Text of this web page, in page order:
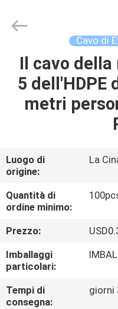
CASA
PRODOTTI
NOI
GIRO
DELLA
FABBRICA
CONTROLLO
DI
WanyYi Telecom Tech Co.,Limited.
Cavo di
Il cavo
5 dell'HDPE
metri
Luogo di
origine:
La
Quantità di
ordine minimo:
Prezzo:
Imballaggi
particolari:
Tempi di
consegna:
giorni